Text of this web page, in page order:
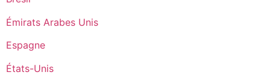
Émirats Arabes Unis
Espagne
États-Unis